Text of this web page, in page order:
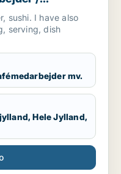
sushi. I have also
serving, dish
mv.
Hele Jylland,